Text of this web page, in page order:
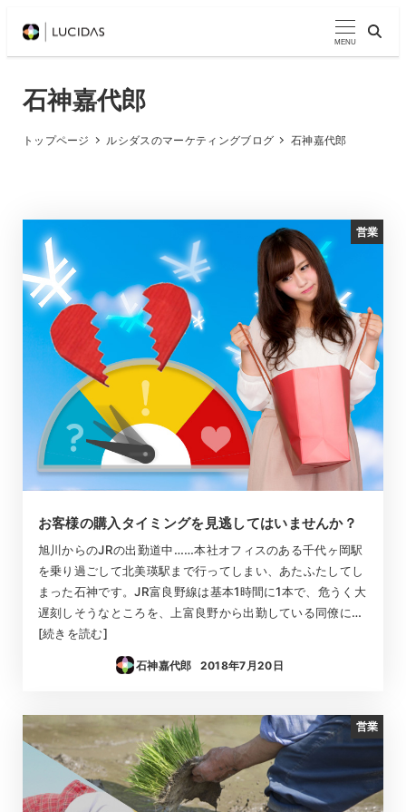
MENU
石神嘉代郎
トップページ ルシダスのマーケティングブログ 石神嘉代郎
営業
お客様の購入タイミングを見逃してはいませんか？
旭川からのJRの出勤道中……本社オフィスのある千代ヶ岡駅
を乗り過ごして北美瑛駅まで行ってしまい、あたふたしてし
まった石神です。JR富良野線は基本1時間に1本で、危うく大
遅刻しそうなところを、上富良野から出勤している同僚に…
[続きを読む]
石神嘉代郎
投稿日
2018年7月20日
営業